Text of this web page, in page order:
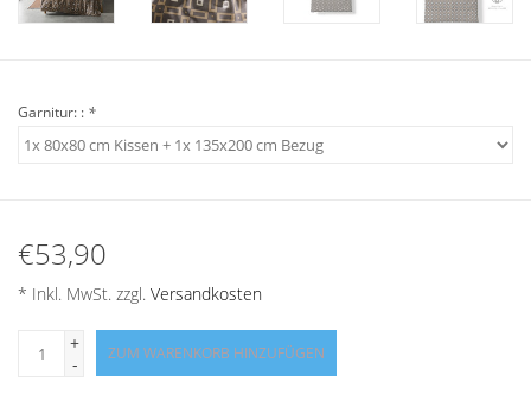
Accessoires Spa
Info-Service
Geprüfter Webshop
Garnitur: : *
€53,90
* Inkl. MwSt. zzgl. Versandkosten
+
-
ZUM WARENKORB HINZUFÜGEN